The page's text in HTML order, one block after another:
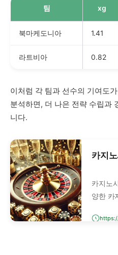
팀 xg
북마케도니아 1.41
라트비아 0.82
이처럼 각 팀과 선수의 기여도
분석하면, 더 나은 전략 수립과
니다. ⠀
카지
카지노
양한 카
노를 방